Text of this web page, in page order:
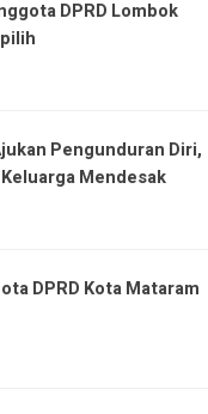
DPRD Lombok
Pengunduran Diri,
Mendesak
DPRD Kota Mataram